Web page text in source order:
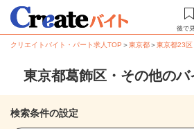
後で
クリエイトバイト・パート求人TOP ＞東京都＞東京都23区
東京都葛飾区・その他の
検索条件の設定